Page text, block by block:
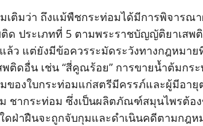
ติมว่า ถึงแม้พืชกระท่อมได้มีการพิจารณ
ประเภทที่ 5 ตามพระราชบัญญัติยาเสพ
ว แต่ยังมีข้อควรระมัดระวังทางกฎหมาย
ติดอื่น เช่น “สี่คูณร้อย” การขายน้ำต้มกร
องใบกระท่อมแก่สตรีมีครรภ์และผู้มีอายุ
ชากระท่อม ซึ่งเป็นผลิตภัณฑ์สมุนไพรต้อ
าฝืนจะถูกจับกุมและดำเนินคดีตามกฎห